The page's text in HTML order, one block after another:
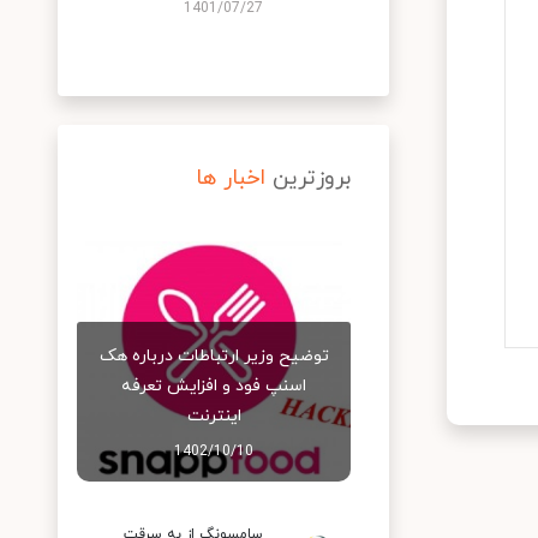
1401/07/27
بروزترین اخبار ها
توضیح وزیر ارتباطات درباره هک
اسنپ‌ فود و افزایش تعرفه
اینترنت
1402/10/10